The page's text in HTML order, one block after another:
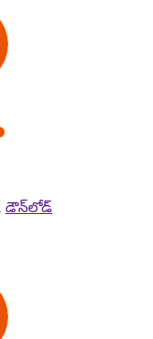
డౌన్‌లోడ్